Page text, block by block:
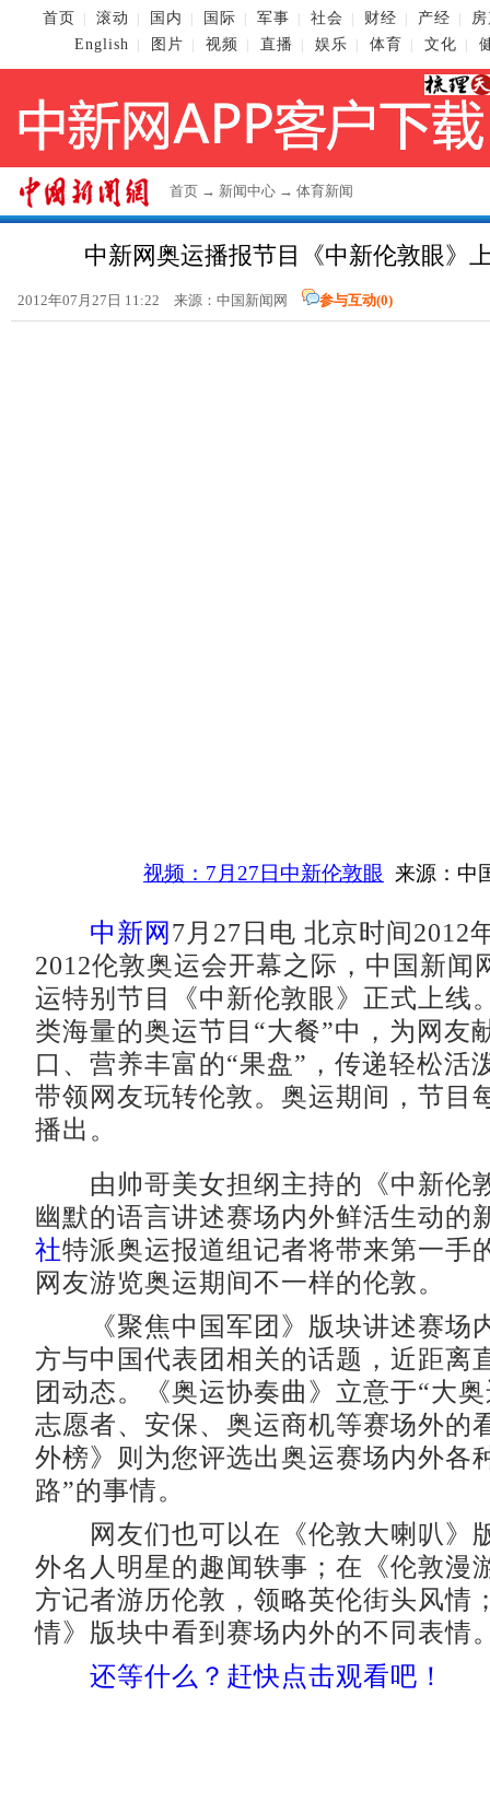
首页 滚动 国内 国际 军事 社会 财经 产经
English
图片 视频 直播 娱乐 体育 文化
首页 → 新闻中心 → 体育新闻
中新网奥运播报节目《中新伦敦眼》
2012年07月27日 11:22 来源： 中国新闻网 参与互动(0)
视频：7月27日中新伦敦眼 来源：中
中新网 7月27日电 北京时间2012
2012伦敦奥运会开幕之际，中国新闻
运特别节目《中新伦敦眼》正式上线
类海量的奥运节目“大餐”中，为网友
口、营养丰富的“果盘”，传递轻松活
带领网友玩转伦敦。奥运期间，节目
播出。
由帅哥美女担纲主持的《中新伦
幽默的语言讲述赛场内外鲜活生动的
社特派奥运报道组记者将带来第一手
网友游览奥运期间不一样的伦敦。
《聚焦中国军团》版块讲述赛场
方与中国代表团相关的话题，近距离
团动态。《奥运协奏曲》立意于“大
志愿者、安保、奥运商机等赛场外的
外榜》则为您评选出奥运赛场内外各
路”的事情。
网友们也可以在《伦敦大喇叭》
外名人明星的趣闻轶事；在《伦敦漫
方记者游历伦敦，领略英伦街头风情
情》版块中看到赛场内外的不同表情
还等什么？赶快点击观看吧！